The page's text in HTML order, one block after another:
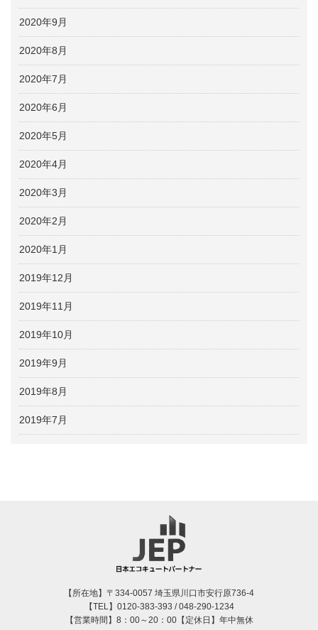
2020年9月
2020年8月
2020年7月
2020年6月
2020年5月
2020年4月
2020年3月
2020年2月
2020年1月
2019年12月
2019年11月
2019年10月
2019年9月
2019年8月
2019年7月
【所在地】〒334-0057 埼玉県川口市安行原736-4
【TEL】0120-383-393 / 048-290-1234
【営業時間】8：00～20：00【定休日】年中無休